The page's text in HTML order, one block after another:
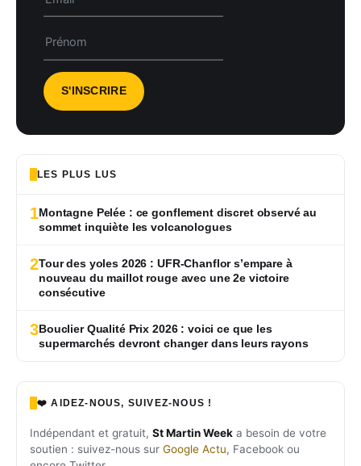
LES PLUS LUS
1Montagne Pelée : ce gonflement discret observé au
sommet inquiète les volcanologues
2Tour des yoles 2026 : UFR-Chanflor s’empare à
nouveau du maillot rouge avec une 2e victoire
consécutive
3Bouclier Qualité Prix 2026 : voici ce que les
supermarchés devront changer dans leurs rayons
❤️ AIDEZ-NOUS, SUIVEZ-NOUS !
Indépendant et gratuit, St Martin Week a besoin de votre
soutien : suivez-nous sur Google Actu, Facebook ou